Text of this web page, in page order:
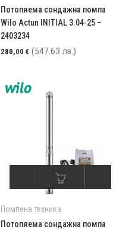
Потопяема сондажна помпа
Wilo Actun INITIAL 3.04-25 –
2403234
280,00€ (547.63 лв.)
Помпена техника
Потопяема сондажна помпа